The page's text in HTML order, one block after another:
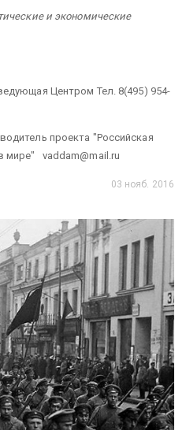
и экономические
Центром Тел. 8(495) 954-
проекта "Российская
мире" vaddam@mail.ru
03 нояб. 2016